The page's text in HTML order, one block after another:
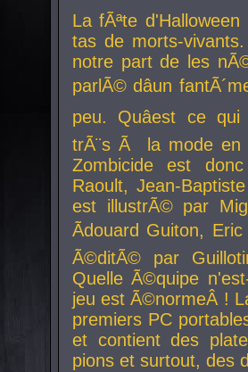
La fÃªte
tas de morts-
notre part de les
parlÃ© dâun
peu. Quâest ce
trÃ¨s Ã la mode en
Zombicide est
Raoult, Jean-
est illustrÃ© par
Ãdouard Guiton,
Ã©ditÃ© par
Quelle Ã©quipe
jeu est Ã©normeÂ !
premiers PC
et contient des
pions et surtout, des